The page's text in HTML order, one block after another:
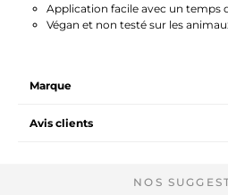
Application facile avec un temps
Végan et non testé sur les
Marque
Avis clients